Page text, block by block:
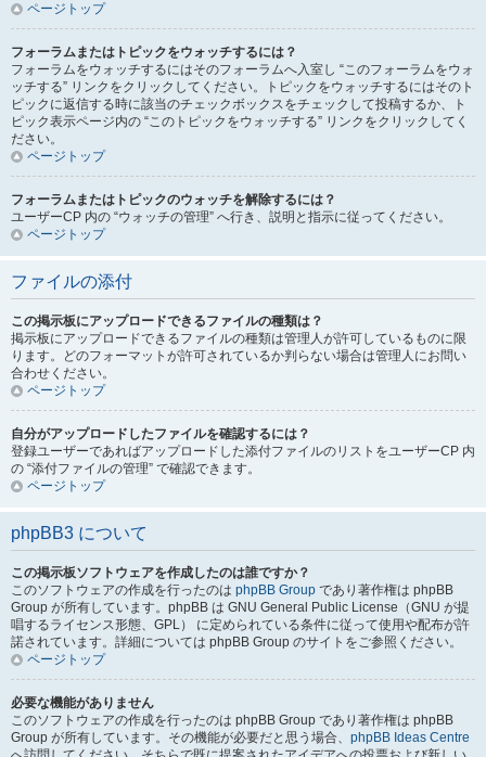
ページトップ
フォーラムまたはトピックをウォッチするには？
フォーラムをウォッチするにはそのフォーラムへ入室し “このフォーラムをウォ
ッチする” リンクをクリックしてください。トピックをウォッチするにはそのト
ピックに返信する時に該当のチェックボックスをチェックして投稿するか、ト
ピック表示ページ内の “このトピックをウォッチする” リンクをクリックしてく
ださい。
ページトップ
フォーラムまたはトピックのウォッチを解除するには？
ユーザーCP 内の “ウォッチの管理” へ行き、説明と指示に従ってください。
ページトップ
ファイルの添付
この掲示板にアップロードできるファイルの種類は？
掲示板にアップロードできるファイルの種類は管理人が許可しているものに限
ります。どのフォーマットが許可されているか判らない場合は管理人にお問い
合わせください。
ページトップ
自分がアップロードしたファイルを確認するには？
登録ユーザーであればアップロードした添付ファイルのリストをユーザーCP 内
の “添付ファイルの管理” で確認できます。
ページトップ
phpBB3 について
この掲示板ソフトウェアを作成したのは誰ですか？
このソフトウェアの作成を行ったのは phpBB Group であり著作権は phpBB
Group が所有しています。phpBB は GNU General Public License（GNU が提
唱するライセンス形態、GPL） に定められている条件に従って使用や配布が許
諾されています。詳細については phpBB Group のサイトをご参照ください。
ページトップ
必要な機能がありません
このソフトウェアの作成を行ったのは phpBB Group であり著作権は phpBB
Group が所有しています。その機能が必要だと思う場合、 phpBB Ideas Centre